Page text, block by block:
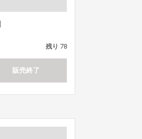
残り 78
販売終了